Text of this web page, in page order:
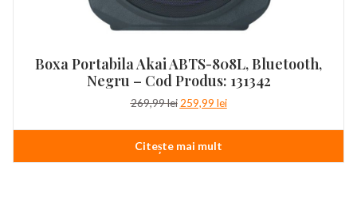
Boxa Portabila Akai ABTS-808L, Bluetooth,
Negru – Cod Produs: 131342
269,99lei Prețul
a
fost:
269,99 lei.
259,99 leiPrețul
este:
Citește mai mult